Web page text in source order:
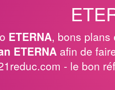
ETERNA, bons plans
ETERNA afin de
- le bon